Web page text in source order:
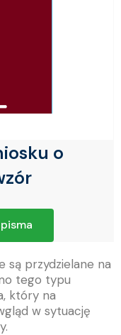
o
są przydzielane na
tego typu
który na
w sytuację